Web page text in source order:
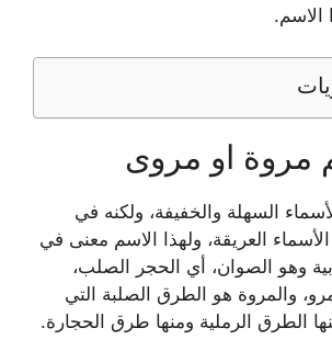
الاسم.
مروة او مروى
السهلة والخفيفة، ولكنه في
العريقة، ولهذا الاسم معنى في
وهو الصوان، أي الحجر الصلب،
والمروة هو الطرق الصلبة التي
الطرق الرملية ومنها طرق الحجارة.